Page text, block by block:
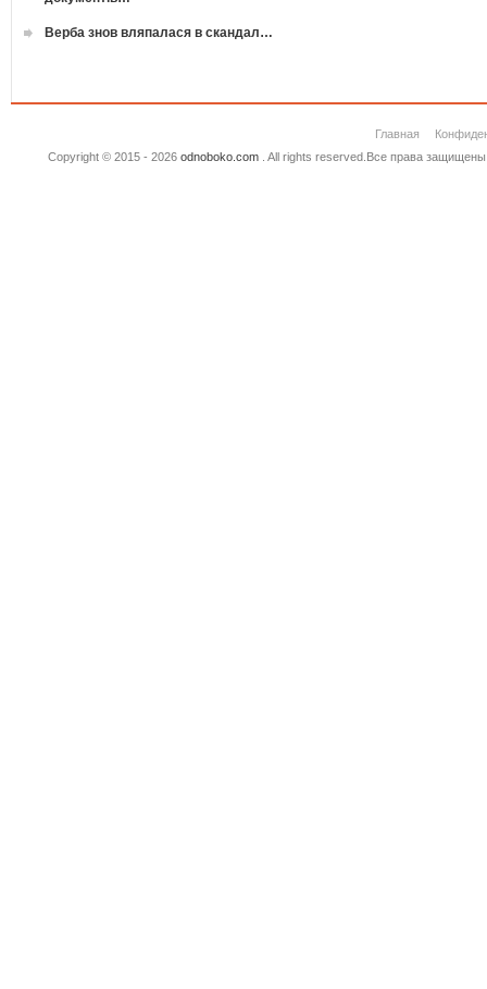
Верба знов вляпалася в скандал…
Главная
Copyright © 2015 - 2026 odnoboko.com. All rights reserved.Все права защищены.